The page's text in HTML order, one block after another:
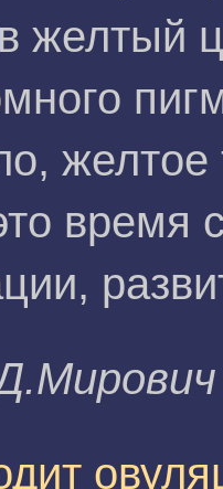
желтый
желтое
время